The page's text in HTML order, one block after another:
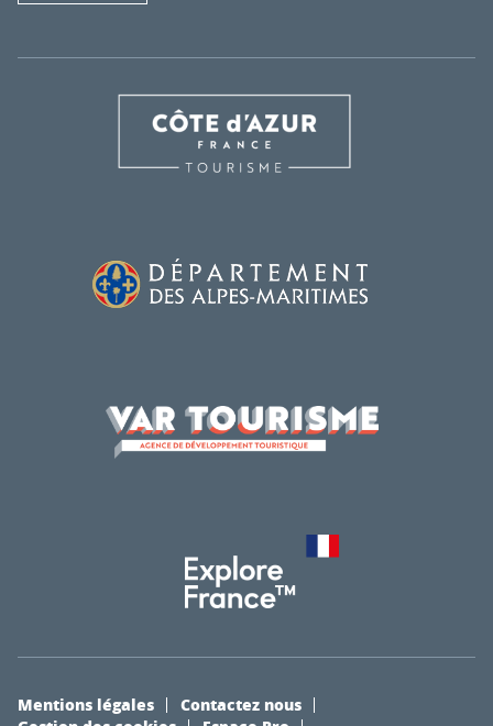
Mentions légales
Contactez nous